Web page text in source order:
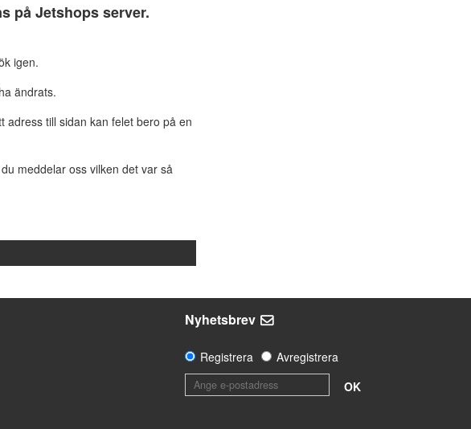
på Jetshops server.
igen.
ändrats.
adress till sidan kan felet bero på en
meddelar oss vilken det var så
Nyhetsbrev
Registrera
Avregistrera
OK